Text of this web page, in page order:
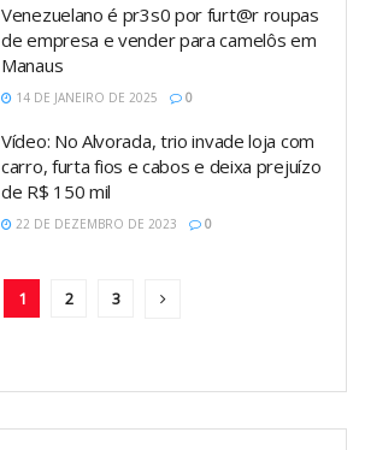
Venezuelano é pr3s0 por furt@r roupas
de empresa e vender para camelôs em
Manaus
14 DE JANEIRO DE 2025 0
Vídeo: No Alvorada, trio invade loja com
carro, furta fios e cabos e deixa prejuízo
de R$ 150 mil
22 DE DEZEMBRO DE 2023 0
1 2 3